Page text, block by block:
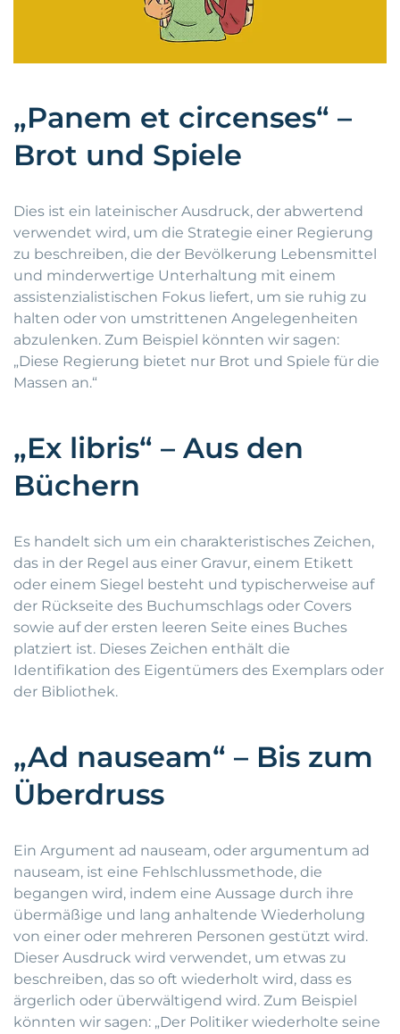
„Panem et circenses“ –
Brot und Spiele
Dies ist ein lateinischer Ausdruck, der abwertend
verwendet wird, um die Strategie einer Regierung
zu beschreiben, die der Bevölkerung Lebensmittel
und minderwertige Unterhaltung mit einem
assistenzialistischen Fokus liefert, um sie ruhig zu
halten oder von umstrittenen Angelegenheiten
abzulenken. Zum Beispiel könnten wir sagen:
„Diese Regierung bietet nur Brot und Spiele für die
Massen an.“
„Ex libris“ – Aus den
Büchern
Es handelt sich um ein charakteristisches Zeichen,
das in der Regel aus einer Gravur, einem Etikett
oder einem Siegel besteht und typischerweise auf
der Rückseite des Buchumschlags oder Covers
sowie auf der ersten leeren Seite eines Buches
platziert ist. Dieses Zeichen enthält die
Identifikation des Eigentümers des Exemplars oder
der Bibliothek.
„Ad nauseam“ – Bis zum
Überdruss
Ein Argument ad nauseam, oder argumentum ad
nauseam, ist eine Fehlschlussmethode, die
begangen wird, indem eine Aussage durch ihre
übermäßige und lang anhaltende Wiederholung
von einer oder mehreren Personen gestützt wird.
Dieser Ausdruck wird verwendet, um etwas zu
beschreiben, das so oft wiederholt wird, dass es
ärgerlich oder überwältigend wird. Zum Beispiel
könnten wir sagen: „Der Politiker wiederholte seine